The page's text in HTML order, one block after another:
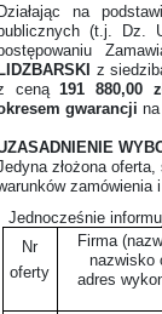
na
(t.j. Dz.
z
ceną 191 880,00
gwarancji
złożona
zamówienia
Jednocześnie
Nr
oferty
Firma
nazwisko
adres